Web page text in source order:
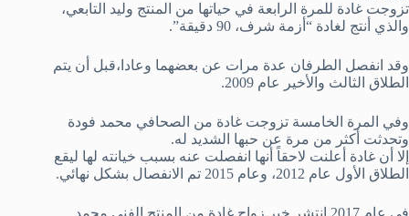
تزوجت غادة للمرة الرابعة في حياتها من المنتج وليد التابعي،
والذي أنتج لغادة “أزمة شرف، 90 دقيقة”.
وقد انفصل الطرفان عدة مرات عن بعضهما وعادا،قبل أن يتم
الطلاق الثالث والأخير عام 2009.
وفي المرة الخامسة تزوجت غادة من الصحافي محمد فودة
وتحدثت أكثر من مرة عن حبها الشديد له.
إلا أن غادة أعلنت لاحقاً أنها انفصلت عنه بسبب خيانته لها ليقع
الطلاق الأول عام 2012، وعام 2015 تم الانفصال بشكل نهائي.
في عام 2017 انتشر خبر زواج غادة من المنتج الفني محمد